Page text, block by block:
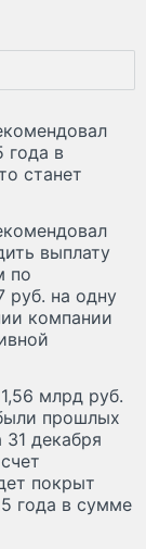
года в
станет
выплату
по
руб. на одну
компании
млрд руб.
прошлых
31 декабря
покрыт
года в сумме